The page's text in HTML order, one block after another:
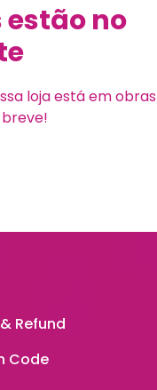
estão no
loja está em obras
Refund
Code